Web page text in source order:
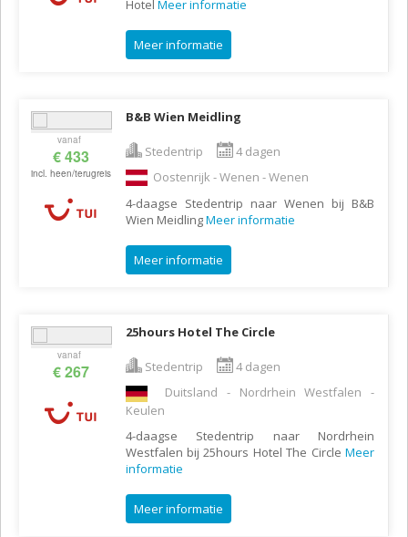
Hotel Meer informatie
Meer informatie
vanaf
€ 433
incl. heen/terugreis
B&B Wien Meidling
Stedentrip
4 dagen
Oostenrijk - Wenen - Wenen
4-daagse Stedentrip naar Wenen bij B&B
Wien MeidlingMeer informatie
Meer informatie
vanaf
€ 267
25hours Hotel The Circle
Stedentrip
4 dagen
Duitsland - Nordrhein Westfalen -
Keulen
4-daagse Stedentrip naar Nordrhein
Westfalen bij 25hours Hotel The Circle Meer
informatie
Meer informatie